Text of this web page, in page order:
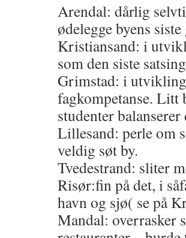
Arendal: dårlig
ødelegge byens
Kristiansand: i
som den siste
Grimstad: i
fagkompetanse.
studenter balanserer
Lillesand: perle om
veldig søt by.
Tvedestrand: sliter
Risør:fin på det, i
havn og sjø( se på
Mandal: overrasker